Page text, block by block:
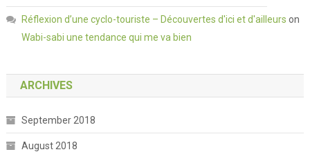
Réflexion d’une cyclo-touriste – Découvertes d'ici et d'ailleurs on
Wabi-sabi une tendance qui me va bien
ARCHIVES
September 2018
August 2018